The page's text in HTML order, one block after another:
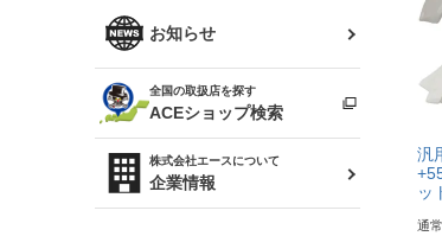
ソアラ
アルテッツァ
プロボックス
RAV4
R34 スカイライン
スカイライン
（ER34/R33/ECR33/R32）
キャラバン
ローレル
ファッション小物
雑貨・ステーショナリー
ベビー用品
お知らせ
全国の取扱店を探す
ACEショップ検索
株式会社エースについて
企業情報
汎
ッ
通